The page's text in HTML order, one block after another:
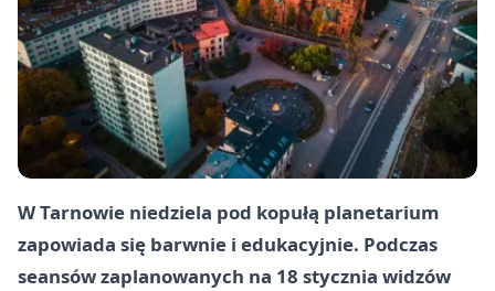
W Tarnowie niedziela pod kopułą planetarium
zapowiada się barwnie i edukacyjnie. Podczas
seansów zaplanowanych na 18 stycznia widzów